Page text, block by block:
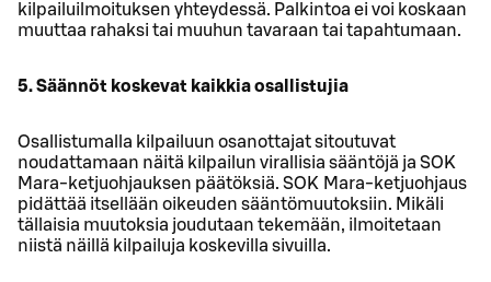
kilpailuilmoituksen yhteydessä. Palkintoa ei voi koskaan
muuttaa rahaksi tai muuhun tavaraan tai tapahtumaan.
5. Säännöt koskevat kaikkia osallistujia
Osallistumalla kilpailuun osanottajat sitoutuvat
noudattamaan näitä kilpailun virallisia sääntöjä ja SOK
Mara-ketjuohjauksen päätöksiä. SOK Mara-ketjuohjaus
pidättää itsellään oikeuden sääntömuutoksiin. Mikäli
tällaisia muutoksia joudutaan tekemään, ilmoitetaan
niistä näillä kilpailuja koskevilla sivuilla.